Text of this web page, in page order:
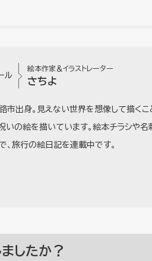
ル
絵本作家＆イラストレーター
さちよ
市出身。見えない世界を想像して描くこ
いの絵を描いています。絵本チラシや
、旅行の絵日記を連載中です。
したか？